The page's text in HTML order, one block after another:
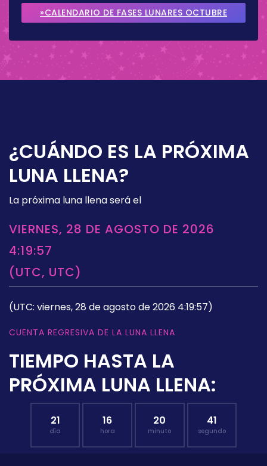
SEPTIEMBRE 2026
»CALENDARIO DE FASES LUNARES OCTUBRE
¿CUÁNDO ES LA PRÓXIMA
LUNA LLENA?
La próxima luna llena será el
VIERNES, 28 DE AGOSTO DE 2026
4:19:57
(UTC, UTC)
(UTC: viernes, 28 de agosto de 2026 4:19:57)
CUENTA REGRESIVA DE LA LUNA LLENA
TIEMPO HASTA LA
PRÓXIMA LUNA LLENA:
21
día
16
hora
20
minuto
40
segundo